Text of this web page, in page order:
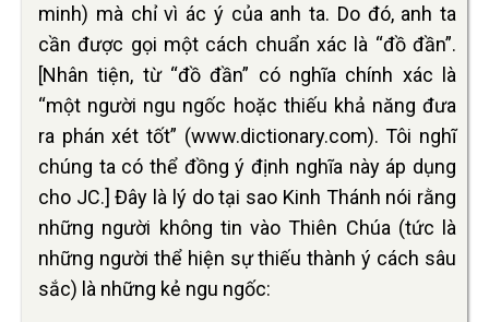
minh) mà chỉ vì ác ý của anh ta. Do đó, anh ta
cần được gọi một cách chuẩn xác là “đồ đần”.
[Nhân tiện, từ “đồ đần” có nghĩa chính xác là
“một người ngu ngốc hoặc thiếu khả năng đưa
ra phán xét tốt” (www.dictionary.com). Tôi nghĩ
chúng ta có thể đồng ý định nghĩa này áp dụng
cho JC.] Đây là lý do tại sao Kinh Thánh nói rằng
những người không tin vào Thiên Chúa (tức là
những người thể hiện sự thiếu thành ý cách sâu
sắc) là những kẻ ngu ngốc: